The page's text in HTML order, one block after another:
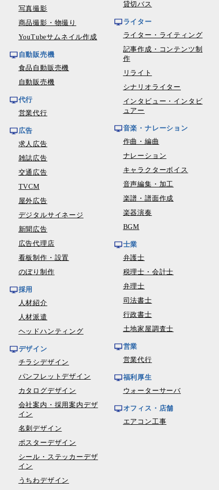
写真撮影
商品撮影・物撮り
YouTubeサムネイル作成
自動販売機
食品自動販売機
自動販売機
代行
営業代行
広告
求人広告
雑誌広告
交通広告
TVCM
屋外広告
デジタルサイネージ
新聞広告
広告代理店
看板制作・設置
のぼり制作
採用
人材紹介
人材派遣
ヘッドハンティング
デザイン
チラシデザイン
パンフレットデザイン
カタログデザイン
会社案内・採用案内デザ
イン
名刺デザイン
ポスターデザイン
シール・ステッカーデザ
イン
うちわデザイン
貸切バス
ライター
ライター・ライティング
記事作成・コンテンツ制
作
リライト
シナリオライター
インタビュー・インタビ
ュアー
音楽・ナレーション
作曲・編曲
ナレーション
キャラクターボイス
音声編集・加工
楽譜・譜面作成
楽器演奏
BGM
士業
弁護士
税理士・会計士
弁理士
司法書士
行政書士
土地家屋調査士
営業
営業代行
福利厚生
ウォーターサーバ
オフィス・店舗
エアコン工事